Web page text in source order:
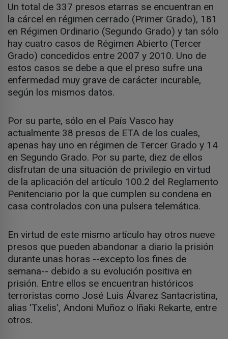
Un total de 337 presos etarras se encuentran en
la cárcel en régimen cerrado (Primer Grado), 181
en Régimen Ordinario (Segundo Grado) y tan sólo
hay cuatro casos de Régimen Abierto (Tercer
Grado) concedidos entre 2007 y 2010. Uno de
estos casos se debe a que el preso sufre una
enfermedad muy grave de carácter incurable,
según los mismos datos.
Por su parte, sólo en el País Vasco hay
actualmente 38 presos de ETA de los cuales,
apenas hay uno en régimen de Tercer Grado y 14
en Segundo Grado. Por su parte, diez de ellos
disfrutan de una situación de privilegio en virtud
de la aplicación del artículo 100.2 del Reglamento
Penitenciario por la que cumplen su condena en
casa controlados con una pulsera telemática.
En virtud de este mismo artículo hay otros nueve
presos que pueden abandonar a diario la prisión
durante unas horas --excepto los fines de
semana-- debido a su evolución positiva en
prisión. Entre ellos se encuentran históricos
terroristas como José Luis Álvarez Santacristina,
alias 'Txelis', Andoni Muñoz o Iñaki Rekarte, entre
otros.